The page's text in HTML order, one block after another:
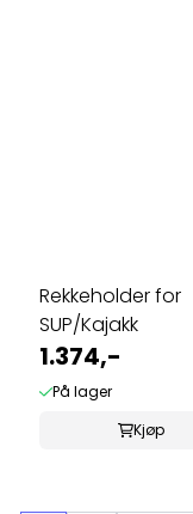
Rekkeholder for
SUP/Kajakk
1.374,-
På lager
Kjøp